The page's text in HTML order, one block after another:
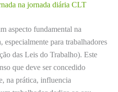
na jornada diária CLT
aspecto fundamental na
especialmente para trabalhadores
das Leis do Trabalho). Este
que deve ser concedido
na prática, influencia